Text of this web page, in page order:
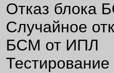
Отказ блока
Случайное
БСМ от ИПЛ